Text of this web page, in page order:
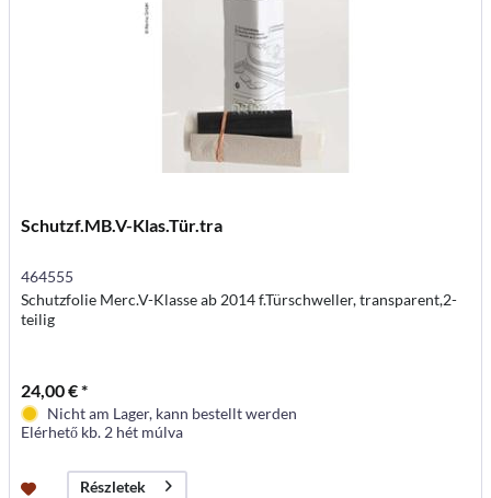
Schutzf.MB.V-Klas.Tür.tra
464555
Schutzfolie Merc.V-Klasse ab 2014 f.Türschweller, transparent,2-
teilig
24,00 € *
Nicht am Lager, kann bestellt werden
Elérhető kb. 2 hét múlva
Részletek